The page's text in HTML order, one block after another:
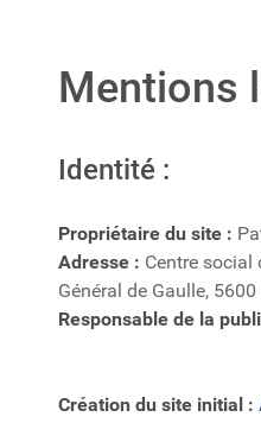
Mentions
Identité :
Propriétaire du site :
Adresse : Centre social
Général de Gaulle, 5600
Responsable de la
Création du site initial :